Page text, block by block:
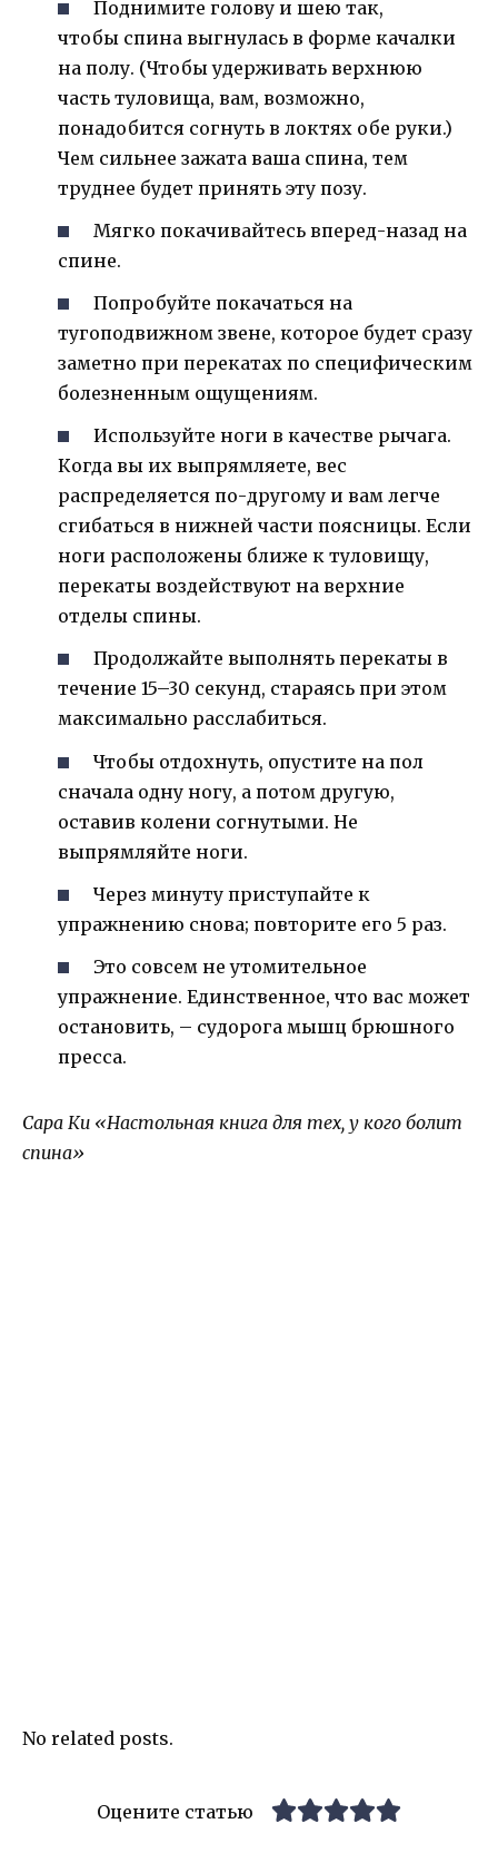
Поднимите голову и шею так,
чтобы спина выгнулась в форме качалки
на полу. (Чтобы удерживать верхнюю
часть туловища, вам, возможно,
понадобится согнуть в локтях обе руки.)
Чем сильнее зажата ваша спина, тем
труднее будет принять эту позу.
Мягко покачивайтесь вперед-назад на
спине.
Попробуйте покачаться на
тугоподвижном звене, которое будет сразу
заметно при перекатах по специфическим
болезненным ощущениям.
Используйте ноги в качестве рычага.
Когда вы их выпрямляете, вес
распределяется по-другому и вам легче
сгибаться в нижней части поясницы. Если
ноги расположены ближе к туловищу,
перекаты воздействуют на верхние
отделы спины.
Продолжайте выполнять перекаты в
течение 15–30 секунд, стараясь при этом
максимально расслабиться.
Чтобы отдохнуть, опустите на пол
сначала одну ногу, а потом другую,
оставив колени согнутыми. Не
выпрямляйте ноги.
Через минуту приступайте к
упражнению снова; повторите его 5 раз.
Это совсем не утомительное
упражнение. Единственное, что вас может
остановить, – судорога мышц брюшного
пресса.
Сара Ки «Настольная книга для тех, у кого болит
спина»
No related posts.
Оцените статью